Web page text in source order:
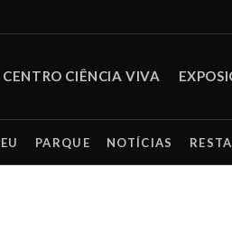
CENTRO CIÊNCIA VIVA
PARQUE NOTÍCIAS